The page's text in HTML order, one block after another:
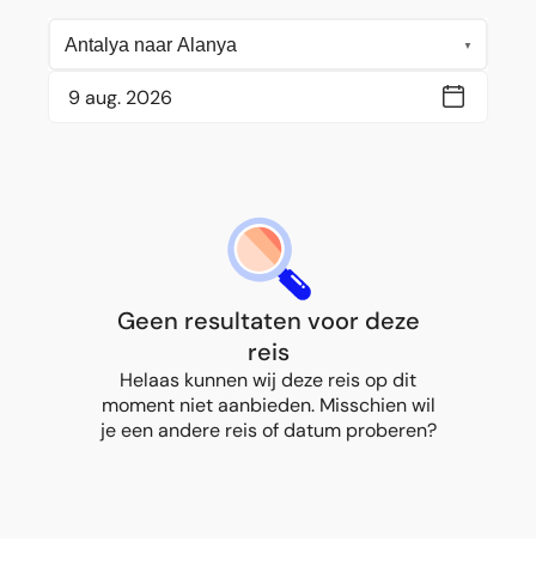
Geen resultaten voor deze
reis
Helaas kunnen wij deze reis op dit
moment niet aanbieden. Misschien wil
je een andere reis of datum proberen?